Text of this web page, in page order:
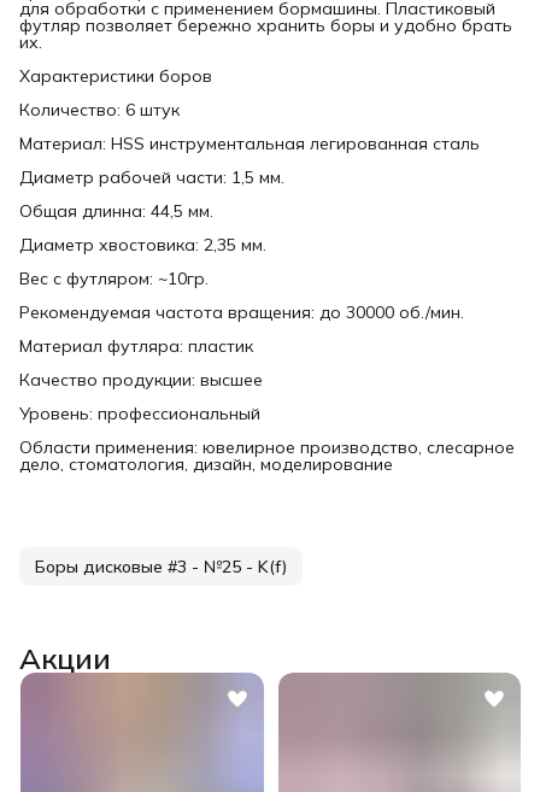
для обработки с применением бормашины. Пластиковый
футляр позволяет бережно хранить боры и удобно брать
их.
Характеристики боров
Количество: 6 штук
Материал: HSS инструментальная легированная сталь
Диаметр рабочей части: 1,5 мм.
Общая длинна: 44,5 мм.
Диаметр хвостовика: 2,35 мм.
Вес с футляром: ~10гр.
Рекомендуемая частота вращения: до 30000 об./мин.
Материал футляра: пластик
Качество продукции: высшее
Уровень: профессиональный
Области применения: ювелирное производство, слесарное
дело, стоматология, дизайн, моделирование
Боры дисковые #3 - №25 - K(f)
Акции